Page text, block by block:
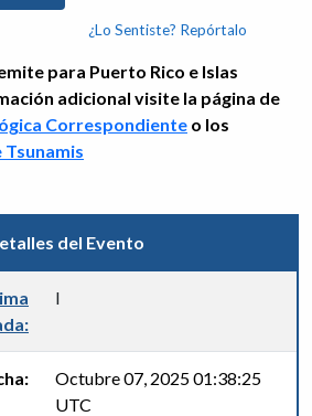
¿Lo Sentiste? Repórtalo
para Puerto Rico e Islas
adicional visite la página de
Correspondiente o los
del Evento
I
Octubre 07, 2025 01:38:25
UTC